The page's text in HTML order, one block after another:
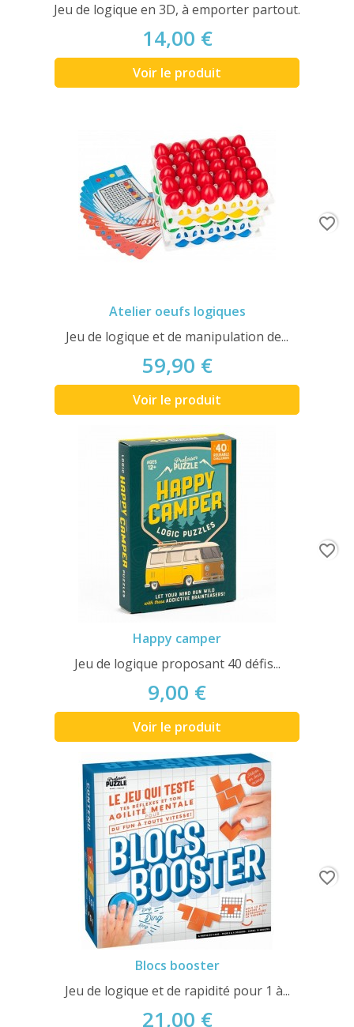
Jeu de logique en 3D, à emporter partout.
14,00 €
Voir le produit
Atelier oeufs logiques
Jeu de logique et de manipulation de...
59,90 €
Voir le produit
favorite_border
Happy camper
Jeu de logique proposant 40 défis...
9,00 €
Voir le produit
favorite_border
Blocs booster
Jeu de logique et de rapidité pour 1 à...
21,00 €
favorite_border